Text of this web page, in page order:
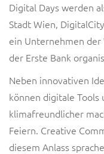
Digital Days werden
Stadt Wien,
ein Unternehmen
der Erste Bank
Neben innovativen
können digitale Tools
klimafreundlicher
Feiern. Creative
diesem Anlass